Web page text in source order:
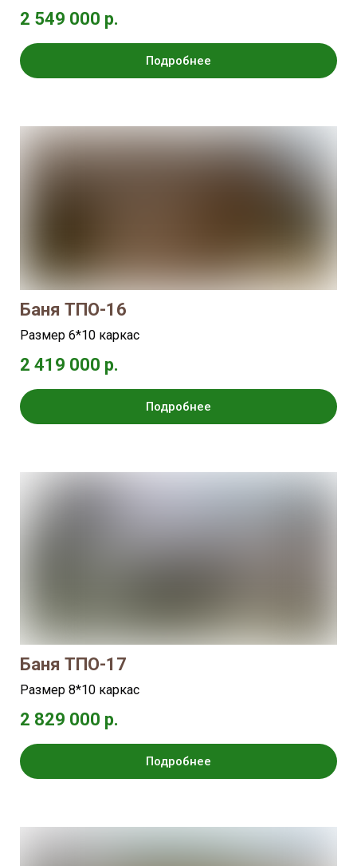
2 549 000 р.
Подробнее
Баня ТПО-16
Размер 6*10 каркас
2 419 000 р.
Подробнее
Баня ТПО-17
Размер 8*10 каркас
2 829 000 р.
Подробнее